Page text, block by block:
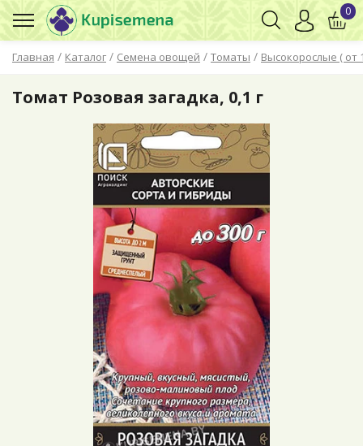
Главная / Каталог / Семена овощей / Томаты / Высокорослые ( от
0
Томат Розовая загадка, 0,1 г